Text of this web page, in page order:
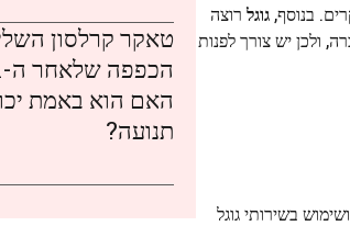
בנוסף, גוגל רוצה
ולכן יש צורך לפנות
בשירותי גוגל
טאקר קרלסון
האם הוא באמת
תנועה?